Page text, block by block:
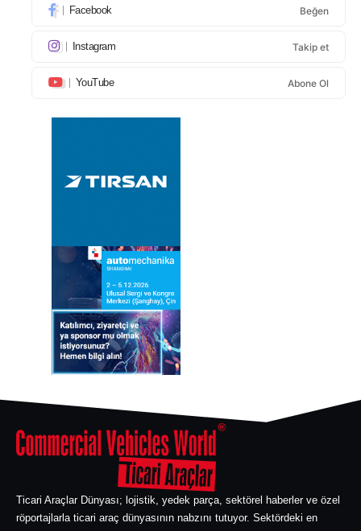
Facebook Beğen
Instagram Takip et
YouTube Abone Ol
Ticari Araçlar Dünyası; lojistik, yedek parça, sektörel haberler ve özel
röportajlarla ticari araç dünyasının nabzını tutuyor. Sektördeki en